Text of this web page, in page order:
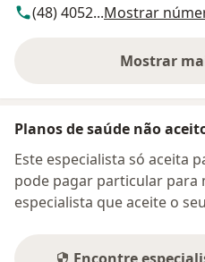
(48) 4052...Mostrar
Mostrar
Planos de saúde não
Este especialista só aceita
pode pagar particular
especialista que aceite o